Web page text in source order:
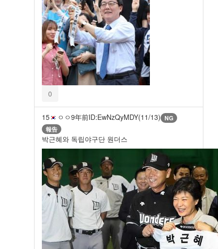
0
15 ㅇㅇ9年前ID:EwNzQyMDY(11/13) NG
報告
박근혜와 독립야구단 원더스